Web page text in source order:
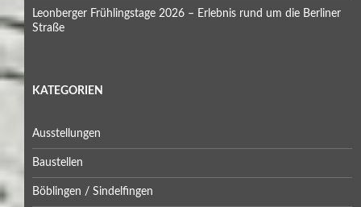
Leonberger Frühlingstage 2026 – Erlebnis rund um die Berliner
Straße
KATEGORIEN
Ausstellungen
Baustellen
Böblingen / Sindelfingen